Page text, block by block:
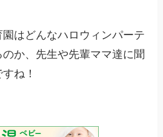
はどんなハロウィンパーテ
か、先生や先輩ママ達に聞
ね！